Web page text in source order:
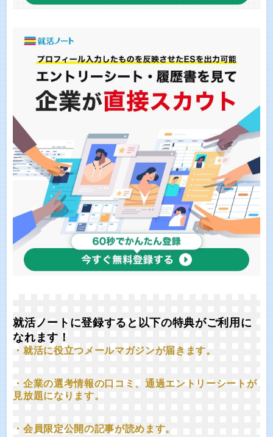
就活ノートに登録すると以下の特典がご利用に
なれます！
・就活に役立つメールマガジンが届きます。
・企業の選考情報の口コミ、通過エントリーシートが
見放題になります。
・会員限定公開の記事が読めます。